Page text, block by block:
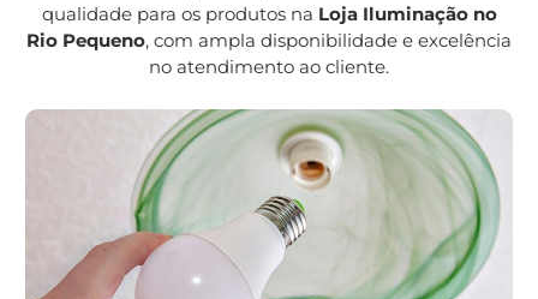
qualidade para os produtos na Loja Iluminação no
Rio Pequeno, com ampla disponibilidade e excelência
no atendimento ao cliente.